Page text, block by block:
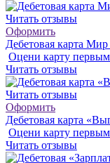
Читать отзывы
Оформить
Дебетовая карта Мир
Оцени карту
Читать отзывы
Читать отзывы
Оформить
Дебетовая карта
Оцени карту
Читать отзывы